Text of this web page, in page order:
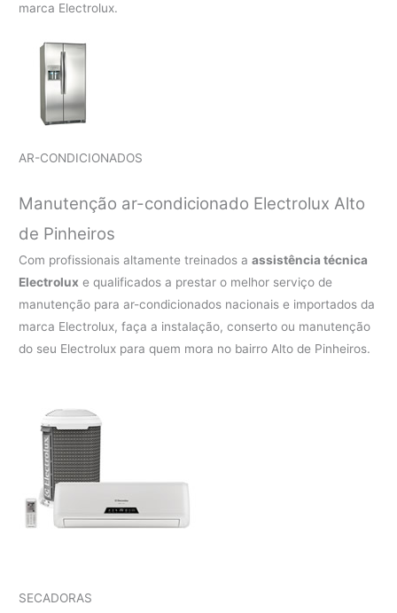
marca Electrolux.
AR-CONDICIONADOS
Manutenção ar-condicionado Electrolux Alto
de Pinheiros
Com profissionais altamente treinados aassistência técnica
Electrolux e qualificados a prestar o melhor serviço de
manutenção para ar-condicionados nacionais e importados da
marca Electrolux, faça a instalação, conserto ou manutenção
do seu Electrolux para quem mora no bairro Alto de Pinheiros.
SECADORAS